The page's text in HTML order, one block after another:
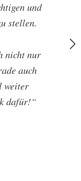
und
stellen.
nicht nur
auch
weiter
dafür!“